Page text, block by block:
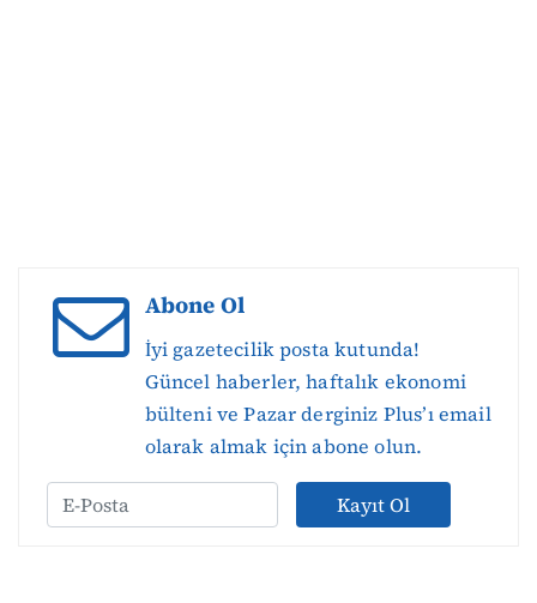
Abone Ol
İyi gazetecilik posta kutunda!
Güncel haberler, haftalık ekonomi
bülteni ve Pazar derginiz Plus’ı email
olarak almak için abone olun.
Kayıt Ol